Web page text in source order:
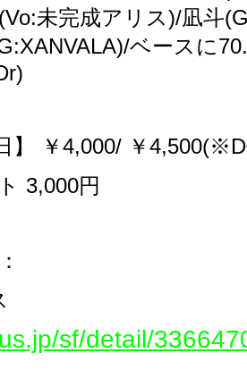
(Vo:未完成アリス)/凪斗
ベースに
】 ￥4,000/ ￥4,500(※D
3,000円
sf/detail/